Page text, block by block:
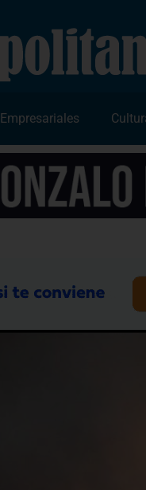
Empresariales